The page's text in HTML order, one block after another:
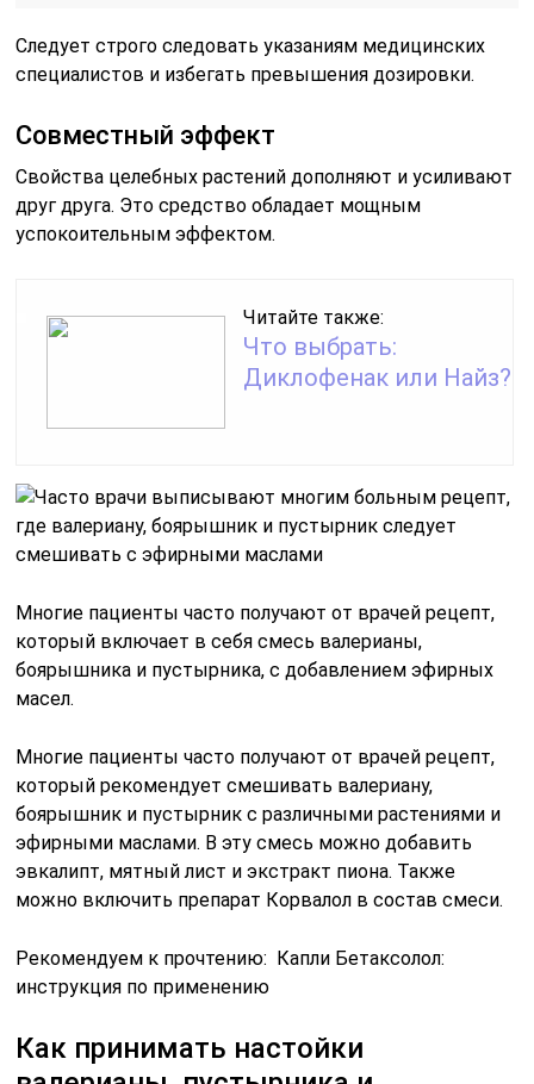
Следует строго следовать указаниям медицинских
специалистов и избегать превышения дозировки.
Совместный эффект
Свойства целебных растений дополняют и усиливают
друг друга. Это средство обладает мощным
успокоительным эффектом.
Читайте также:
Что выбрать:
Диклофенак или Найз?
Многие пациенты часто получают от врачей рецепт,
который включает в себя смесь валерианы,
боярышника и пустырника, с добавлением эфирных
масел.
Многие пациенты часто получают от врачей рецепт,
который рекомендует смешивать валериану,
боярышник и пустырник с различными растениями и
эфирными маслами. В эту смесь можно добавить
эвкалипт, мятный лист и экстракт пиона. Также
можно включить препарат Корвалол в состав смеси.
Рекомендуем к прочтению: Капли Бетаксолол:
инструкция по применению
Как принимать настойки